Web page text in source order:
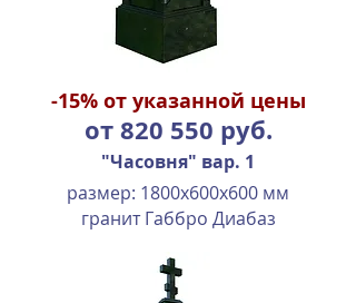
-15% от указанной цены
от 820 550 руб.
"Часовня" вар. 1
размер: 1800х600х600 мм
гранит Габбро Диабаз